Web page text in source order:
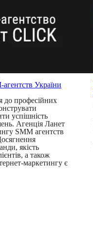
України
до професійних
успішність
Агенція Ланет
SMM агентств
якість
а також
маркетингу є